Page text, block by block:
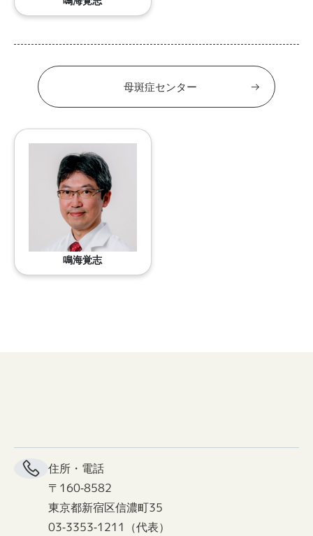
母斑症センター
鳴海覚志
住所・電話
〒160-8582
東京都新宿区信濃町35
03-3353-1211（代表）